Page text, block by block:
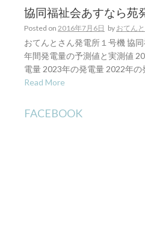
協同福祉会あすなら
Posted on 2016年7月6日 by おてん
おてんとさん発電所１号機 協
年間発電量の予測値と実測値
電量 2023年の発電量 2022年の
Read More
FACEBOOK